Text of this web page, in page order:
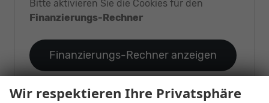
Bitte aktivieren Sie die Cookies für den
Finanzierungs-Rechner
Finanzierungs-Rechner anzeigen
Wir respektieren Ihre Privatsphäre